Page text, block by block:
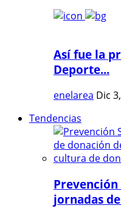
Así fue la
Deporte...
enelarea Dic
Tendencias
jornadas